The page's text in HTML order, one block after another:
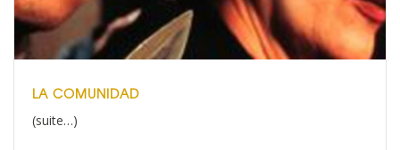
LA COMUNIDAD
(suite…)